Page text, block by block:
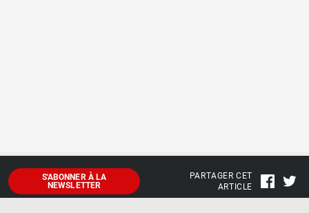
S'ABONNER À LA
NEWSLETTER
PARTAGER CET
ARTICLE